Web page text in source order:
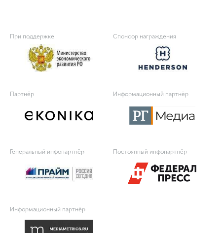
При поддержке Спонсор награждения
Партнёр Информационный партнёр
Генеральный инфопартнёр Постоянный инфопартнёр
Информационный партнёр